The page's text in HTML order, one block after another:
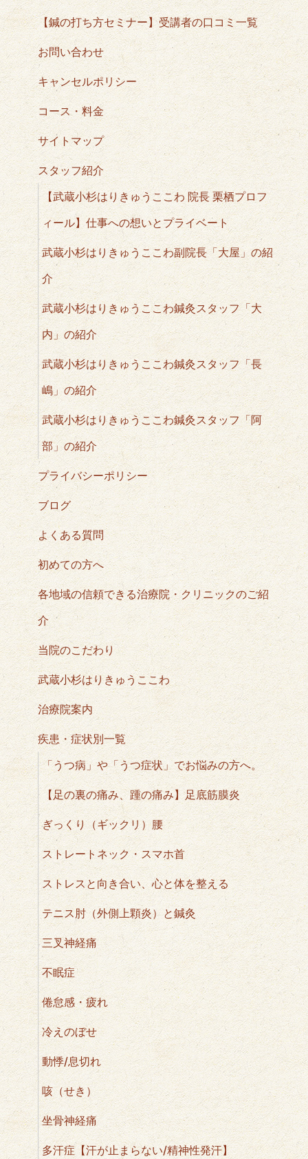
【鍼の打ち方セミナー】受講者の口コミ一覧
お問い合わせ
キャンセルポリシー
コース・料金
サイトマップ
スタッフ紹介
【武蔵小杉はりきゅうここわ 院長 栗栖プロフ
ィール】仕事への想いとプライベート
武蔵小杉はりきゅうここわ副院長「大屋」の紹
介
武蔵小杉はりきゅうここわ鍼灸スタッフ「大
内」の紹介
武蔵小杉はりきゅうここわ鍼灸スタッフ「長
嶋」の紹介
武蔵小杉はりきゅうここわ鍼灸スタッフ「阿
部」の紹介
プライバシーポリシー
ブログ
よくある質問
初めての方へ
各地域の信頼できる治療院・クリニックのご紹
介
当院のこだわり
武蔵小杉はりきゅうここわ
治療院案内
疾患・症状別一覧
「うつ病」や「うつ症状」でお悩みの方へ。
【足の裏の痛み、踵の痛み】足底筋膜炎
ぎっくり（ギックリ）腰
ストレートネック・スマホ首
ストレスと向き合い、心と体を整える
テニス肘（外側上顆炎）と鍼灸
三叉神経痛
不眠症
倦怠感・疲れ
冷えのぼせ
動悸/息切れ
咳（せき）
坐骨神経痛
多汗症【汗が止まらない/精神性発汗】